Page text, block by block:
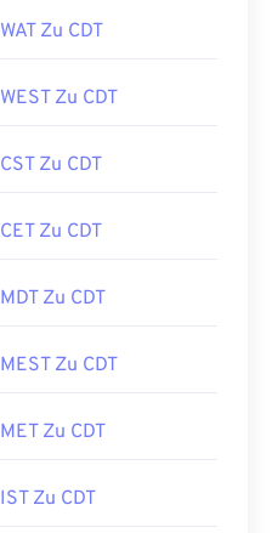
WAT Zu CDT
WEST Zu CDT
CST Zu CDT
CET Zu CDT
MDT Zu CDT
MEST Zu CDT
MET Zu CDT
IST Zu CDT